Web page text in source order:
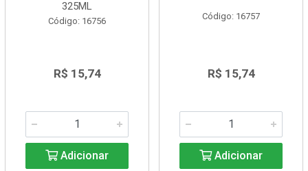
325ML
Código: 16756
R$ 15,74
Adicionar
Código: 16757
R$ 15,74
Adicionar